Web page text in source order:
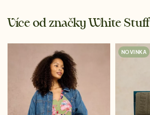
Více od značky White Stuff
NOVINKA